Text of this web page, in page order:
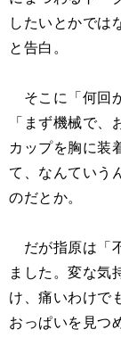
したいとかでは
と告白。
そこに「何回
「まず機械で、
カップを胸に装
て、なんていう
のだとか。
だが指原は「
ました。変な
け、痛いわけで
おっぱいを見つ